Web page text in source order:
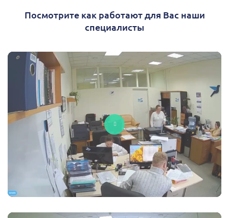
Посмотрите как работают для Вас наши
специалисты